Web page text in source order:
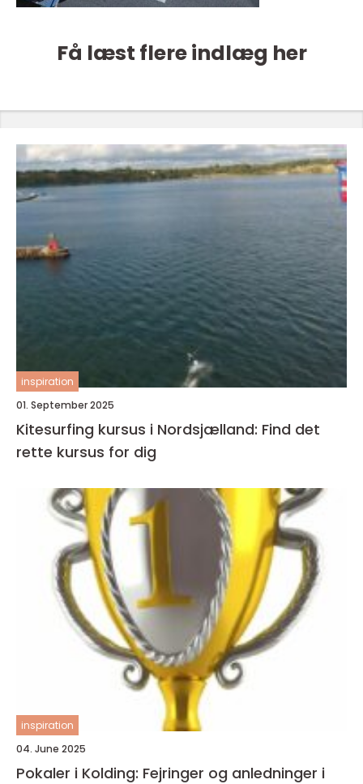
Få læst flere indlæg her
inspiration
01. September 2025
Kitesurfing kursus i Nordsjælland: Find det
rette kursus for dig
inspiration
04. June 2025
Pokaler i Kolding: Fejringer og anledninger i